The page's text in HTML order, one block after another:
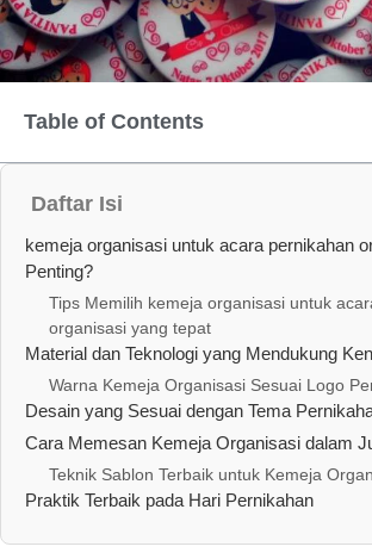
Table of Contents
Daftar Isi
kemeja organisasi untuk acara pernikahan
Penting?
Tips Memilih kemeja organisasi untuk
organisasi yang tepat
Material dan Teknologi yang Mendukung
Warna Kemeja Organisasi Sesuai Logo
Desain yang Sesuai dengan Tema
Cara Memesan Kemeja Organisasi dalam
Teknik Sablon Terbaik untuk Kemeja
Praktik Terbaik pada Hari Pernikahan